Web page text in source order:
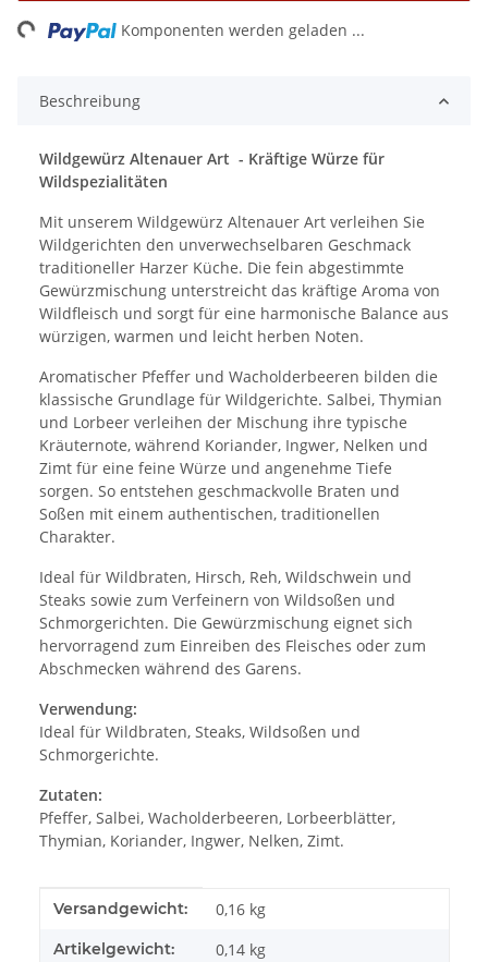
Komponenten werden geladen ...
Beschreibung
Wildgewürz Altenauer Art - Kräftige Würze für
Wildspezialitäten
Mit unserem Wildgewürz Altenauer Art verleihen Sie
Wildgerichten den unverwechselbaren Geschmack
traditioneller Harzer Küche. Die fein abgestimmte
Gewürzmischung unterstreicht das kräftige Aroma von
Wildfleisch und sorgt für eine harmonische Balance aus
würzigen, warmen und leicht herben Noten.
Aromatischer Pfeffer und Wacholderbeeren bilden die
klassische Grundlage für Wildgerichte. Salbei, Thymian
und Lorbeer verleihen der Mischung ihre typische
Kräuternote, während Koriander, Ingwer, Nelken und
Zimt für eine feine Würze und angenehme Tiefe
sorgen. So entstehen geschmackvolle Braten und
Soßen mit einem authentischen, traditionellen
Charakter.
Ideal für Wildbraten, Hirsch, Reh, Wildschwein und
Steaks sowie zum Verfeinern von Wildsoßen und
Schmorgerichten. Die Gewürzmischung eignet sich
hervorragend zum Einreiben des Fleisches oder zum
Abschmecken während des Garens.
Verwendung:
Ideal für Wildbraten, Steaks, Wildsoßen und
Schmorgerichte.
Zutaten:
Pfeffer, Salbei, Wacholderbeeren, Lorbeerblätter,
Thymian, Koriander, Ingwer, Nelken, Zimt.
Produkteigenschaft
Wert
Versandgewicht: 0,16 kg
Artikelgewicht: 0,14 kg